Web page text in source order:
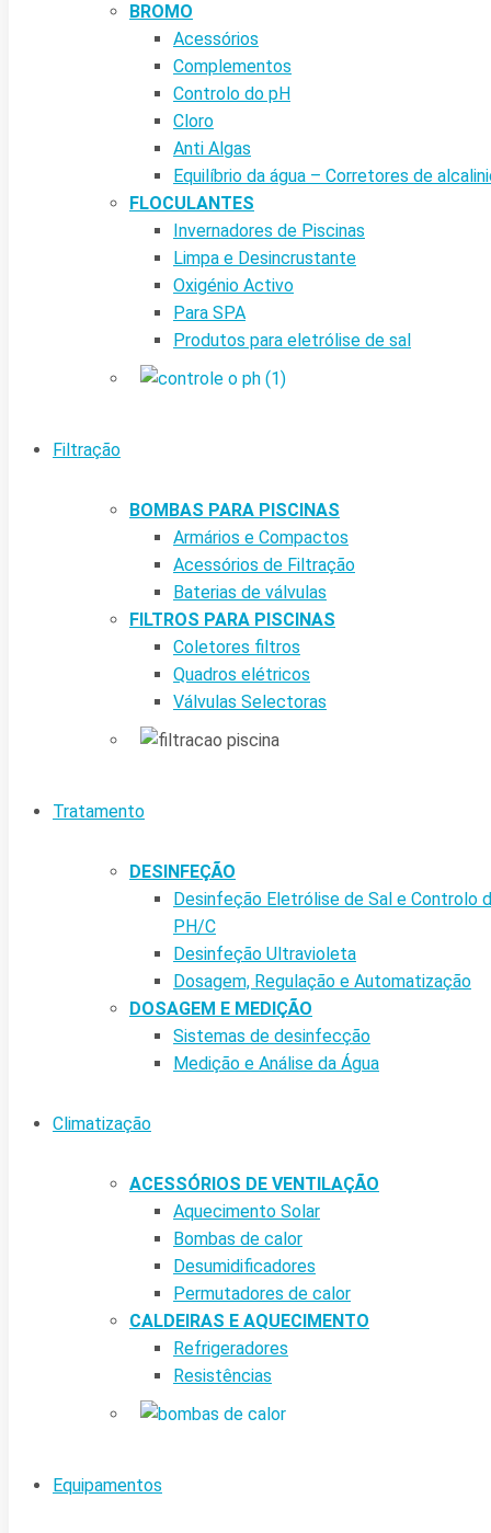
BROMO
Acessórios
Complementos
Controlo do pH
Cloro
Anti Algas
Equilíbrio da água – Corretores de
FLOCULANTES
Invernadores de Piscinas
Limpa e Desincrustante
Oxigénio Activo
Para SPA
Produtos para eletrólise de sal
Filtração
BOMBAS PARA PISCINAS
Armários e Compactos
Acessórios de Filtração
Baterias de válvulas
FILTROS PARA PISCINAS
Coletores filtros
Quadros elétricos
Válvulas Selectoras
Tratamento
DESINFEÇÃO
Desinfeção Eletrólise de Sal e Controlo
PH/C
Desinfeção Ultravioleta
Dosagem, Regulação e Automatização
DOSAGEM E MEDIÇÃO
Sistemas de desinfecção
Medição e Análise da Água
Climatização
ACESSÓRIOS DE VENTILAÇÃO
Aquecimento Solar
Bombas de calor
Desumidificadores
Permutadores de calor
CALDEIRAS E AQUECIMENTO
Refrigeradores
Resistências
Equipamentos